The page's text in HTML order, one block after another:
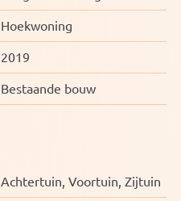
Hoekwoning
2019
Bestaande bouw
Achtertuin, Voortuin, Zijtuin